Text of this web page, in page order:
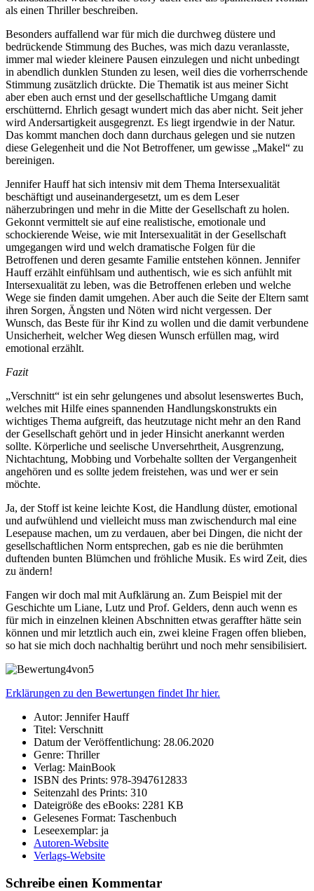
als einen Thriller beschreiben.
Besonders auffallend war für mich die durchweg düstere und
bedrückende Stimmung des Buches, was mich dazu veranlasste,
immer mal wieder kleinere Pausen einzulegen und nicht unbedingt
in abendlich dunklen Stunden zu lesen, weil dies die vorherrschende
Stimmung zusätzlich drückte. Die Thematik ist aus meiner Sicht
aber eben auch ernst und der gesellschaftliche Umgang damit
erschütternd. Ehrlich gesagt wundert mich das aber nicht. Seit jeher
wird Andersartigkeit ausgegrenzt. Es liegt irgendwie in der Natur.
Das kommt manchen doch dann durchaus gelegen und sie nutzen
diese Gelegenheit und die Not Betroffener, um gewisse „Makel“ zu
bereinigen.
Jennifer Hauff hat sich intensiv mit dem Thema Intersexualität
beschäftigt und auseinandergesetzt, um es dem Leser
näherzubringen und mehr in die Mitte der Gesellschaft zu holen.
Gekonnt vermittelt sie auf eine realistische, emotionale und
schockierende Weise, wie mit Intersexualität in der Gesellschaft
umgegangen wird und welch dramatische Folgen für die
Betroffenen und deren gesamte Familie entstehen können. Jennifer
Hauff erzählt einfühlsam und authentisch, wie es sich anfühlt mit
Intersexualität zu leben, was die Betroffenen erleben und welche
Wege sie finden damit umgehen. Aber auch die Seite der Eltern samt
ihren Sorgen, Ängsten und Nöten wird nicht vergessen. Der
Wunsch, das Beste für ihr Kind zu wollen und die damit verbundene
Unsicherheit, welcher Weg diesen Wunsch erfüllen mag, wird
emotional erzählt.
Fazit
„Verschnitt“ ist ein sehr gelungenes und absolut lesenswertes Buch,
welches mit Hilfe eines spannenden Handlungskonstrukts ein
wichtiges Thema aufgreift, das heutzutage nicht mehr an den Rand
der Gesellschaft gehört und in jeder Hinsicht anerkannt werden
sollte. Körperliche und seelische Unversehrtheit, Ausgrenzung,
Nichtachtung, Mobbing und Vorbehalte sollten der Vergangenheit
angehören und es sollte jedem freistehen, was und wer er sein
möchte.
Ja, der Stoff ist keine leichte Kost, die Handlung düster, emotional
und aufwühlend und vielleicht muss man zwischendurch mal eine
Lesepause machen, um zu verdauen, aber bei Dingen, die nicht der
gesellschaftlichen Norm entsprechen, gab es nie die berühmten
duftenden bunten Blümchen und fröhliche Musik. Es wird Zeit, dies
zu ändern!
Fangen wir doch mal mit Aufklärung an. Zum Beispiel mit der
Geschichte um Liane, Lutz und Prof. Gelders, denn auch wenn es
für mich in einzelnen kleinen Abschnitten etwas geraffter hätte sein
können und mir letztlich auch ein, zwei kleine Fragen offen blieben,
so hat sie mich doch nachhaltig berührt und noch mehr sensibilisiert.
Erklärungen zu den Bewertungen findet Ihr hier.
Autor: Jennifer Hauff
Titel: Verschnitt
Datum der Veröffentlichung: 28.06.2020
Genre: Thriller
Verlag: MainBook
ISBN des Prints: 978-3947612833
Seitenzahl des Prints: 310
Dateigröße des eBooks: 2281 KB
Gelesenes Format: Taschenbuch
Leseexemplar: ja
Autoren-Website
Verlags-Website
Schreibe einen Kommentar